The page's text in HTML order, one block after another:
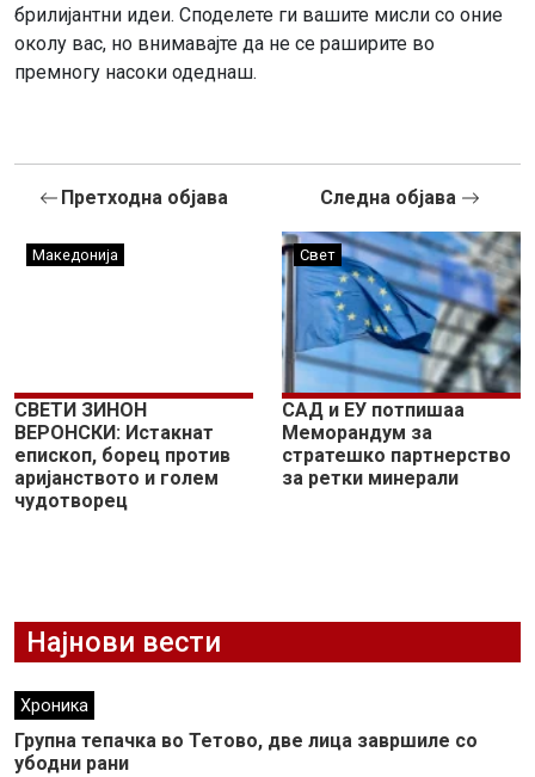
брилијантни идеи. Споделете ги вашите мисли со оние
околу вас, но внимавајте да не се раширите во
премногу насоки одеднаш.
Претходна објава
Македонија
СВЕТИ ЗИНОН
ВЕРОНСКИ: Истакнат
епископ, борец против
аријанството и голем
чудотворец
Следна објава
Свет
САД и ЕУ потпишаа
Меморандум за
стратешко партнерство
за ретки минерали
Најнови вести
Хроника
Групна тепачка во Тетово, две лица завршиле со
убодни рани